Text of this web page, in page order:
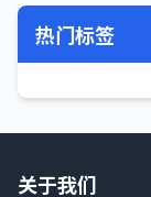
热门标签
关于我们